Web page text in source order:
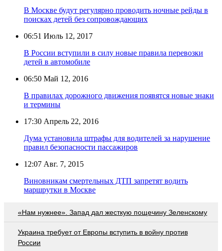
В Москве будут регулярно проводить ночные рейды в
поисках детей без сопровождающих
06:51 Июль 12, 2017
В России вступили в силу новые правила перевозки
детей в автомобиле
06:50 Май 12, 2016
В правилах дорожного движения появятся новые знаки
и термины
17:30 Апрель 22, 2016
Дума установила штрафы для водителей за нарушение
правил безопасности пассажиров
12:07 Авг. 7, 2015
Виновникам смертельных ДТП запретят водить
маршрутки в Москве
«Нам нужнее». Запад дал жесткую пощечину Зеленскому
Украина требует от Европы вступить в войну против
России